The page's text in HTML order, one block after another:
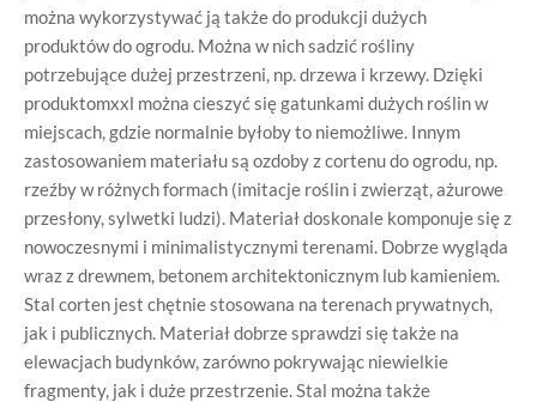
można wykorzystywać ją także do produkcji dużych
produktów do ogrodu. Można w nich sadzić rośliny
potrzebujące dużej przestrzeni, np. drzewa i krzewy. Dzięki
produktomxxl można cieszyć się gatunkami dużych roślin w
miejscach, gdzie normalnie byłoby to niemożliwe. Innym
zastosowaniem materiału są ozdoby z cortenu do ogrodu, np.
rzeźby w różnych formach (imitacje roślin i zwierząt, ażurowe
przesłony, sylwetki ludzi). Materiał doskonale komponuje się z
nowoczesnymi i minimalistycznymi terenami. Dobrze wygląda
wraz z drewnem, betonem architektonicznym lub kamieniem.
Stal corten jest chętnie stosowana na terenach prywatnych,
jak i publicznych. Materiał dobrze sprawdzi się także na
elewacjach budynków, zarówno pokrywając niewielkie
fragmenty, jak i duże przestrzenie. Stal można także